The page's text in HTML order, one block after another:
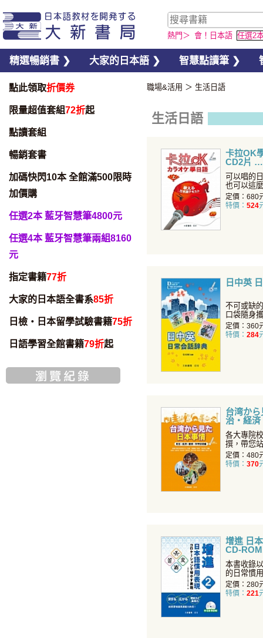
熱門＞ 會！日本語 任選2
精選暢銷書 ❯ 大家的日本語 ❯ 智慧點讀筆 ❯
點此領取折價券
限量超值套組72折起
點讀套組
暢銷套書
加碼快閃10本 全館滿500限時
加價購
任選2本 藍牙智慧筆4800元
任選4本 藍牙智慧筆兩組8160
元
指定書籍77折
大家的日本語全書系85折
日檢・日本留學試驗書籍75折
日語學習全館書籍79折起
職場&活用 ＞ 生活日語
生活日語
卡拉OK
CD2片
可以唱的
也可以這
首歌皆附
定價：680
特價： 524
日中英
不可或缺
口袋隨身
的語言教
定價：360
特價： 284
台湾か
治・経済
編
各大專院
撰，帶您
本！
定價：480
特價： 370
增進 日
CD-
本書收錄
的日常慣
彙的基本
定價：280
特價： 221